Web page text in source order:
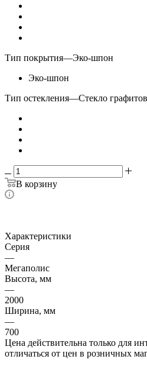
Тип покрытия—Эко-шпон
Эко-шпон
Тип остекления—Стекло
В корзину
Характеристики
Серия
—
Мегаполис
Высота, мм
—
2000
Ширина, мм
—
700
Цена действительна только для
отличаться от цен в розничных